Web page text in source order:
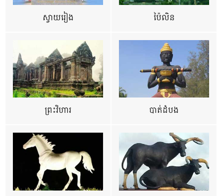
ស្វាយរៀង ប៉ៃលិន
ព្រះវិហារ បាត់ដំបង